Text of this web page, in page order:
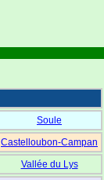
Soule
Castelloubon-Campan
Vallée du Lys